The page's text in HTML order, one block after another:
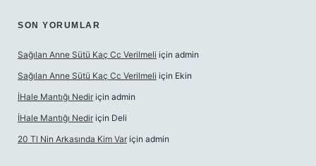
SON YORUMLAR
Sağılan Anne Sütü Kaç Cc Verilmeli için admin
Sağılan Anne Sütü Kaç Cc Verilmeli için Ekin
İHale Mantığı Nedir için admin
İHale Mantığı Nedir için Deli
20 Tl Nin Arkasında Kim Var için admin